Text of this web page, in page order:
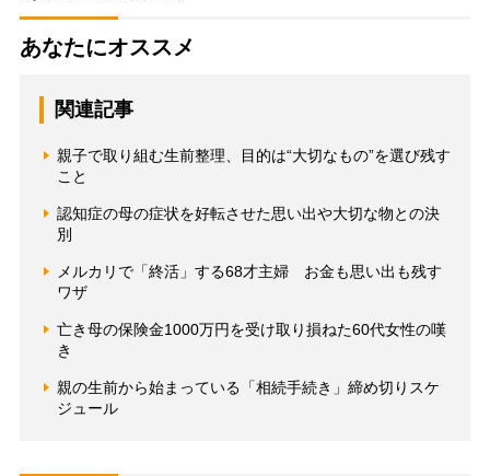
あなたにオススメ
関連記事
親子で取り組む生前整理、目的は“大切なもの”を選び残す
こと
認知症の母の症状を好転させた思い出や大切な物との決
別
メルカリで「終活」する68才主婦 お金も思い出も残す
ワザ
亡き母の保険金1000万円を受け取り損ねた60代女性の嘆
き
親の生前から始まっている「相続手続き」締め切りスケ
ジュール